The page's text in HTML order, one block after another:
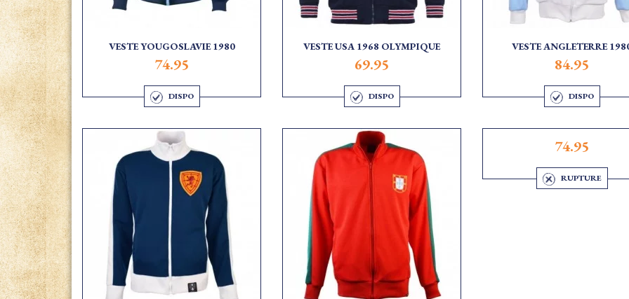
VESTE YOUGOSLAVIE 1980
74.95
DISPO
VESTE USA 1968 OLYMPIQUE
69.95
DISPO
VESTE ANGLETERRE
84.95
DISPO
74.95
RUPTURE